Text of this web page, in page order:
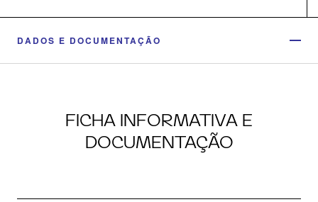
DADOS E DOCUMENTAÇÃO
FICHA INFORMATIVA E
DOCUMENTAÇÃO